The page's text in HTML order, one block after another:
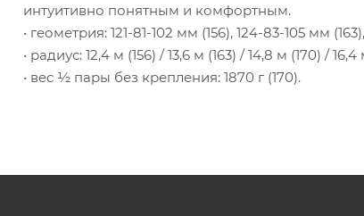
интуитивно понятным и комфортным.
• геометрия: 121-81-102 мм (156), 124-83-105 мм
• радиус: 12,4 м (156) / 13,6 м (163) / 14,8 м (170) / 16,4
• вес ½ пары без крепления: 1870 г (170).